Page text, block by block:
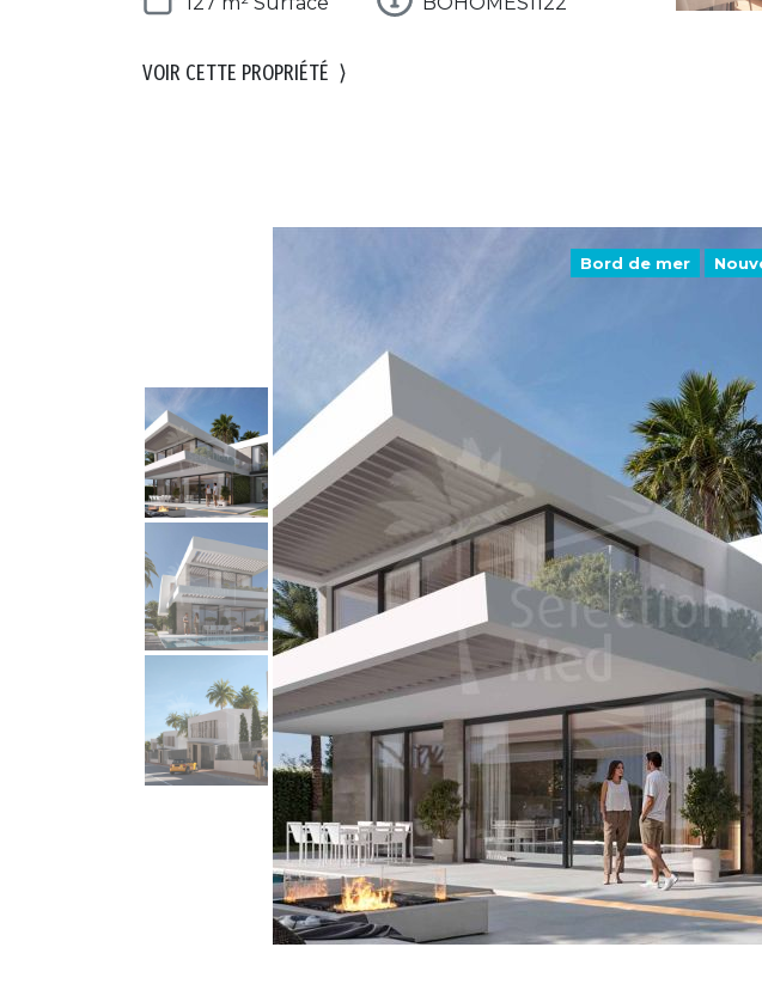
VOIR CETTE PROPRIÉTÉ ⟩
Bord de mer